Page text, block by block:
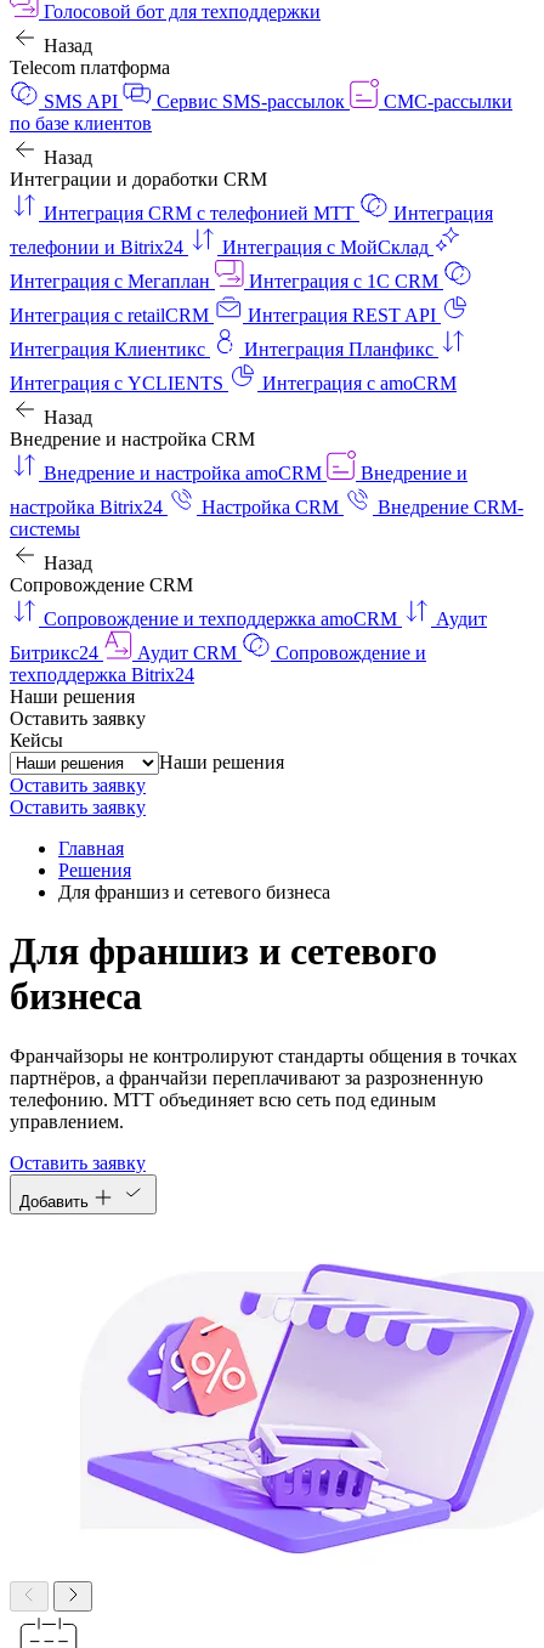
Голосовой бот для техподдержки
Назад
Telecom платформа
SMS API
Сервис SMS-рассылок
СМС-рассылки
по базе клиентов
Назад
Интеграции и доработки CRM
Интеграция CRM с телефонией МТТ
Интеграция
телефонии и Bitrix24
Интеграция с МойСклад
Интеграция с Мегаплан
Интеграция с 1C CRM
Интеграция с retailCRM
Интеграция REST API
Интеграция Клиентикс
Интеграция Планфикс
Интеграция с YCLIENTS
Интеграция с amoCRM
Назад
Внедрение и настройка CRM
Внедрение и настройка amoCRM
Внедрение и
настройка Bitrix24
Настройка CRM
Внедрение CRM-
системы
Назад
Сопровождение CRM
Сопровождение и техподдержка amoCRM
Аудит
Битрикс24
Аудит CRM
Сопровождение и
техподдержка Bitrix24
Наши решения
Оставить заявку
Кейсы
Наши решения
Оставить заявку
Оставить заявку
Главная
Решения
Для франшиз и сетевого бизнеса
Для франшиз и сетевого
бизнеса
Франчайзоры не контролируют стандарты общения в точках
партнёров, а франчайзи переплачивают за разрозненную
телефонию. МТТ объединяет всю сеть под единым
управлением.
Оставить заявку
Добавить